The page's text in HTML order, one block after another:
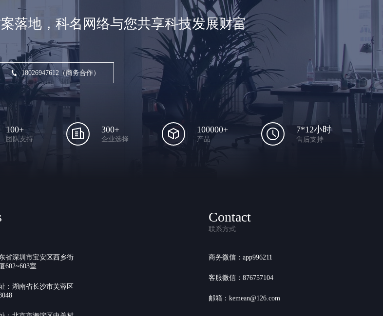
落地，科名网络与您共享科技发展财富
18026947612（商务合作）
100+
团队支持
300+
企业选择
100000+
产品
7*12小时
售后支持
省深圳市宝安区西乡街
602~603室
：湖南省长沙市芙蓉区
Contact
联系方式
商务微信：app996211
客服微信：876757104
邮箱：kemean@126.com